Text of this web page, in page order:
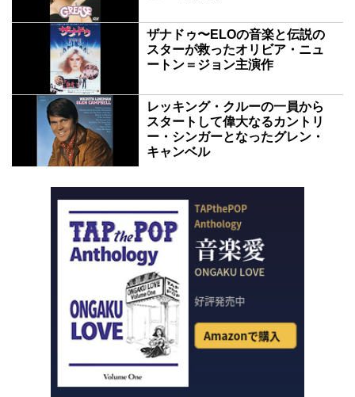
ザナドゥ〜ELOの音楽と伝説の
スターが救ったオリビア・ニュ
ートン＝ジョン主演作
レッキング・クルーの一員から
スタートして偉大なるカントリ
ー・シンガーとなったグレン・
キャンベル